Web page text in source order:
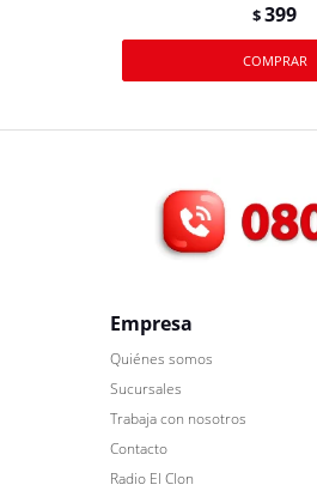
$399
Empresa
Quiénes somos
Sucursales
Trabaja con nosotros
Contacto
Radio El Clon